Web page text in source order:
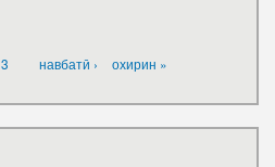
3 навбатӣ › охирин »